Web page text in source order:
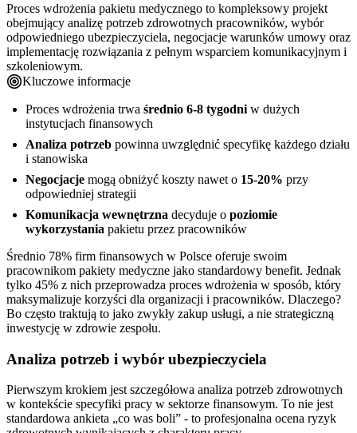
Proces wdrożenia pakietu medycznego to kompleksowy projekt
obejmujący analizę potrzeb zdrowotnych pracowników, wybór
odpowiedniego ubezpieczyciela, negocjacje warunków umowy oraz
implementację rozwiązania z pełnym wsparciem komunikacyjnym i
szkoleniowym.
Kluczowe informacje
Proces wdrożenia trwa średnio 6-8 tygodni w dużych
instytucjach finansowych
Analiza potrzeb powinna uwzględnić specyfikę każdego działu
i stanowiska
Negocjacje mogą obniżyć koszty nawet o 15-20% przy
odpowiedniej strategii
Komunikacja wewnętrzna decyduje o poziomie
wykorzystania pakietu przez pracowników
Średnio 78% firm finansowych w Polsce oferuje swoim
pracownikom pakiety medyczne jako standardowy benefit. Jednak
tylko 45% z nich przeprowadza proces wdrożenia w sposób, który
maksymalizuje korzyści dla organizacji i pracowników. Dlaczego?
Bo często traktują to jako zwykły zakup usługi, a nie strategiczną
inwestycję w zdrowie zespołu.
Analiza potrzeb i wybór ubezpieczyciela
Pierwszym krokiem jest szczegółowa analiza potrzeb zdrowotnych
w kontekście specyfiki pracy w sektorze finansowym. To nie jest
standardowa ankieta „co was boli” - to profesjonalna ocena ryzyk